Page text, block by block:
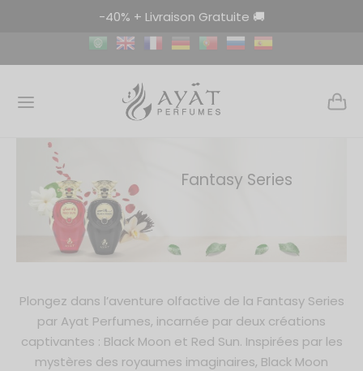
-40% + Livraison Gratuite 🚚
Fantasy Series
Plongez dans l’aventure olfactive de la Fantasy Series
par Ayat Perfumes, incarnée par deux créations
captivantes : Black Moon et Red Sun. Inspirées par les
mystères des royaumes imaginaires, Black Moon
Retourner
Femme
Mixte
Garden
Retourner
DE PARFUM
Parfumée Femme
Parfumée Mixte
Collection
Retourner
D’AMBIANCE
Freshener 320ml
Freshener 500ml